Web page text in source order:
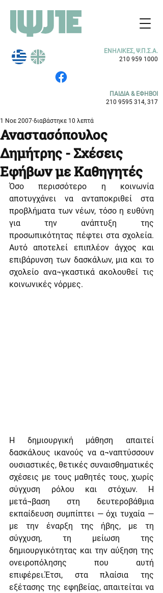
ΕΝΗΛΙΚΕΣ, Ψ.Π.Σ.Α.
210 959 1000
ΠΑΙΔΙΑ & ΕΦΗΒΟΙ
210 9595 314, 317
Αναστασόπουλος
Δημήτρης - Σχέσεις
Εφήβων με Καθηγητές
1 Νοε 2007 διαβάστηκε 10 λεπτά
Όσο περισσότερο η κοινωνία
αποτυγχάνει να ανταποκριθεί στα
προβλήματα των νέων, τόσο η ευθύνη
για την ανάπτυξη της
προσωπικότητας πέφτει στα σχολεία.
Αυτό αποτελεί επιπλέον άγχος και
επιβάρυνση των δασκάλων, μια και το
σχολείο ανα¬γκαστικά ακολουθεί τις
κοινωνικές νόρμες.
Η δημιουργική μάθηση απαιτεί
δασκάλους ικανούς να α¬ναπτύσσουν
ουσιαστικές, θετικές συναισθηματικές
σχέσεις με τους μαθητές τους, χωρίς
σύγχυση ρόλου και στόχων. Η
μετά¬βαση στη δευτεροβάθμια
εκπαίδευση συμπίπτει — όχι τυχαία —
με την έναρξη της ήβης, με τη
σύγχυση, τη μείωση της
δημιουργικότητας και την αύξηση της
ονειροπόλησης που αυτή
επιφέρει.Έτσι, στα πλαίσια της
εξέτασης της εφηβείας, απαιτείται να